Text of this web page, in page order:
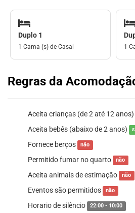
Duplo 1
1 Cama (s) de Casal 1
Regras da
Aceita crianças (de 2 até 12 anos)
Aceita bebês (abaixo de 2 anos)
Fornece berços não
Permitido fumar no quarto não
Aceita animais de estimação não
Eventos são permitidos não
Horario de silêncio 22:00 - 10:00